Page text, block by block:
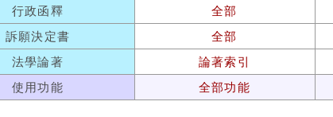
行政函釋
全部
訴願決定書
全部
法學論著
論著索引
使用功能
全部功能